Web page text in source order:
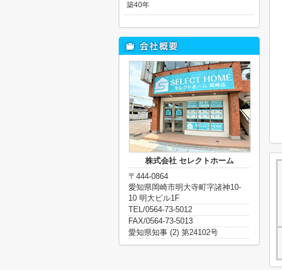
築40年
株式会社 セレクトホーム
〒444-0864
愛知県岡崎市明大寺町字諸神10-
10 明大ビル1F
TEL/0564-73-5012
FAX/0564-73-5013
愛知県知事 (2) 第24102号